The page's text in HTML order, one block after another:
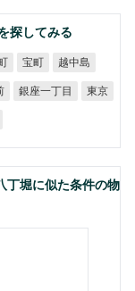
探してみる
宝町 越中島
銀座一丁目 東京
丁堀に似た条件の物